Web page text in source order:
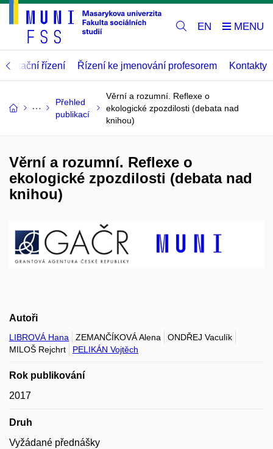
EN
řízení Řízení ke jmenování profesorem Kontakty
Přehled
publikací
Věrní a rozumní. Reflexe o
ekologické zpozdilosti (debata nad
knihou)
Věrní a rozumní. Reflexe o
ekologické zpozdilosti (debata nad
knihou)
Autoři
LIBROVÁ Hana ZEMANČÍKOVÁ Alena
ONDŘEJ Vaculík
MILOŠ Rejchrt
PELIKÁN Vojtěch
Rok publikování
2017
Druh
Vyžádané přednášky